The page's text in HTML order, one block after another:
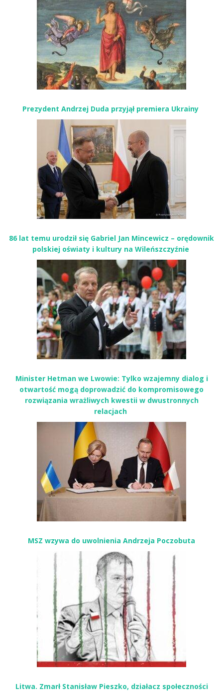
Prezydent Andrzej Duda przyjął premiera Ukrainy
86 lat temu urodził się Gabriel Jan Mincewicz – orędownik
polskiej oświaty i kultury na Wileńszczyźnie
Minister Hetman we Lwowie: Tylko wzajemny dialog i
otwartość mogą doprowadzić do kompromisowego
rozwiązania wrażliwych kwestii w dwustronnych
relacjach
MSZ wzywa do uwolnienia Andrzeja Poczobuta
Litwa. Zmarł Stanisław Pieszko, działacz społeczności